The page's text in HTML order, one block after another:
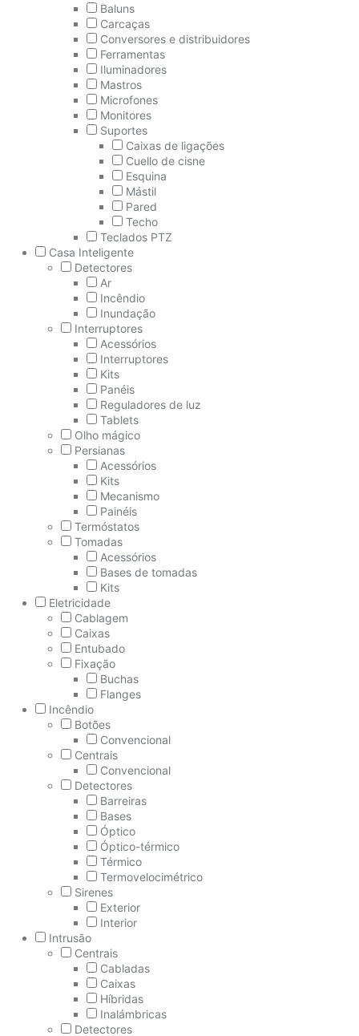
Baluns
Carcaças
Conversores e distribuidores
Ferramentas
Iluminadores
Mastros
Microfones
Monitores
Suportes
Caixas de ligações
Cuello de cisne
Esquina
Mástil
Pared
Techo
Teclados PTZ
Casa Inteligente
Detectores
Ar
Incêndio
Inundação
Interruptores
Acessórios
Interruptores
Kits
Panéis
Reguladores de luz
Tablets
Olho mágico
Persianas
Acessórios
Kits
Mecanismo
Painéis
Termóstatos
Tomadas
Acessórios
Bases de tomadas
Kits
Eletricidade
Cablagem
Caixas
Entubado
Fixação
Buchas
Flanges
Incêndio
Botões
Convencional
Centrais
Convencional
Detectores
Barreiras
Bases
Óptico
Óptico-térmico
Térmico
Termovelocimétrico
Sirenes
Exterior
Interior
Intrusão
Centrais
Cabladas
Caixas
Híbridas
Inalámbricas
Detectores